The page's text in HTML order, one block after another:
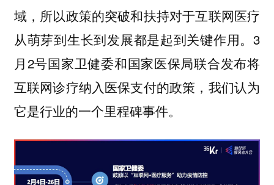
域，所以政策的突破和扶持对于互联网医疗
从萌芽到生长到发展都是起到关键作用。3
月2号国家卫健委和国家医保局联合发布将
互联网诊疗纳入医保支付的政策，我们认为
它是行业的一个里程碑事件。